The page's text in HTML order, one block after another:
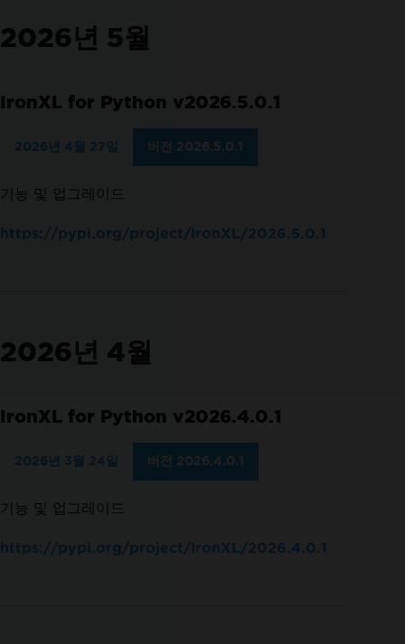
2026년 5월
IronXL for Python v2026.5.0.1
2026년 4월 27일 버전 2026.5.0.1
기능 및 업그레이드
https://pypi.org/project/IronXL/2026.5.0.1
2026년 4월
IronXL for Python v2026.4.0.1
2026년 3월 24일 버전 2026.4.0.1
기능 및 업그레이드
https://pypi.org/project/IronXL/2026.4.0.1